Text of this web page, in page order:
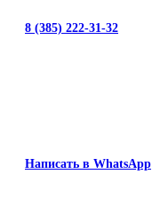
8 (385) 222-31-32
Написать в WhatsApp